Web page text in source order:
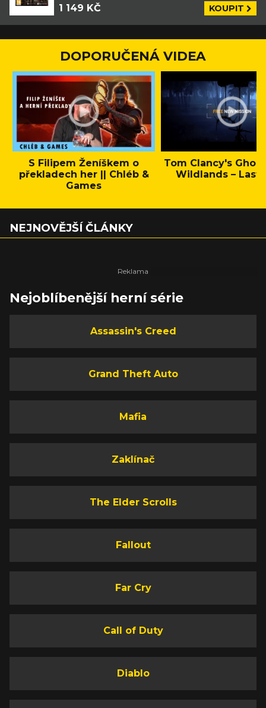
1 149 KČ KOUPIT
DOPORUČENÁ VIDEA
S Filipem Ženíškem o
překladech her || Chléb &
Games
Tom Clancy's
Wildlands – Last
NEJNOVĚJŠÍ ČLÁNKY
Nejoblíbenější herní série
Assassin's Creed
Grand Theft Auto
Mafia
Zaklínač
The Elder Scrolls
Fallout
Far Cry
Call of Duty
Diablo